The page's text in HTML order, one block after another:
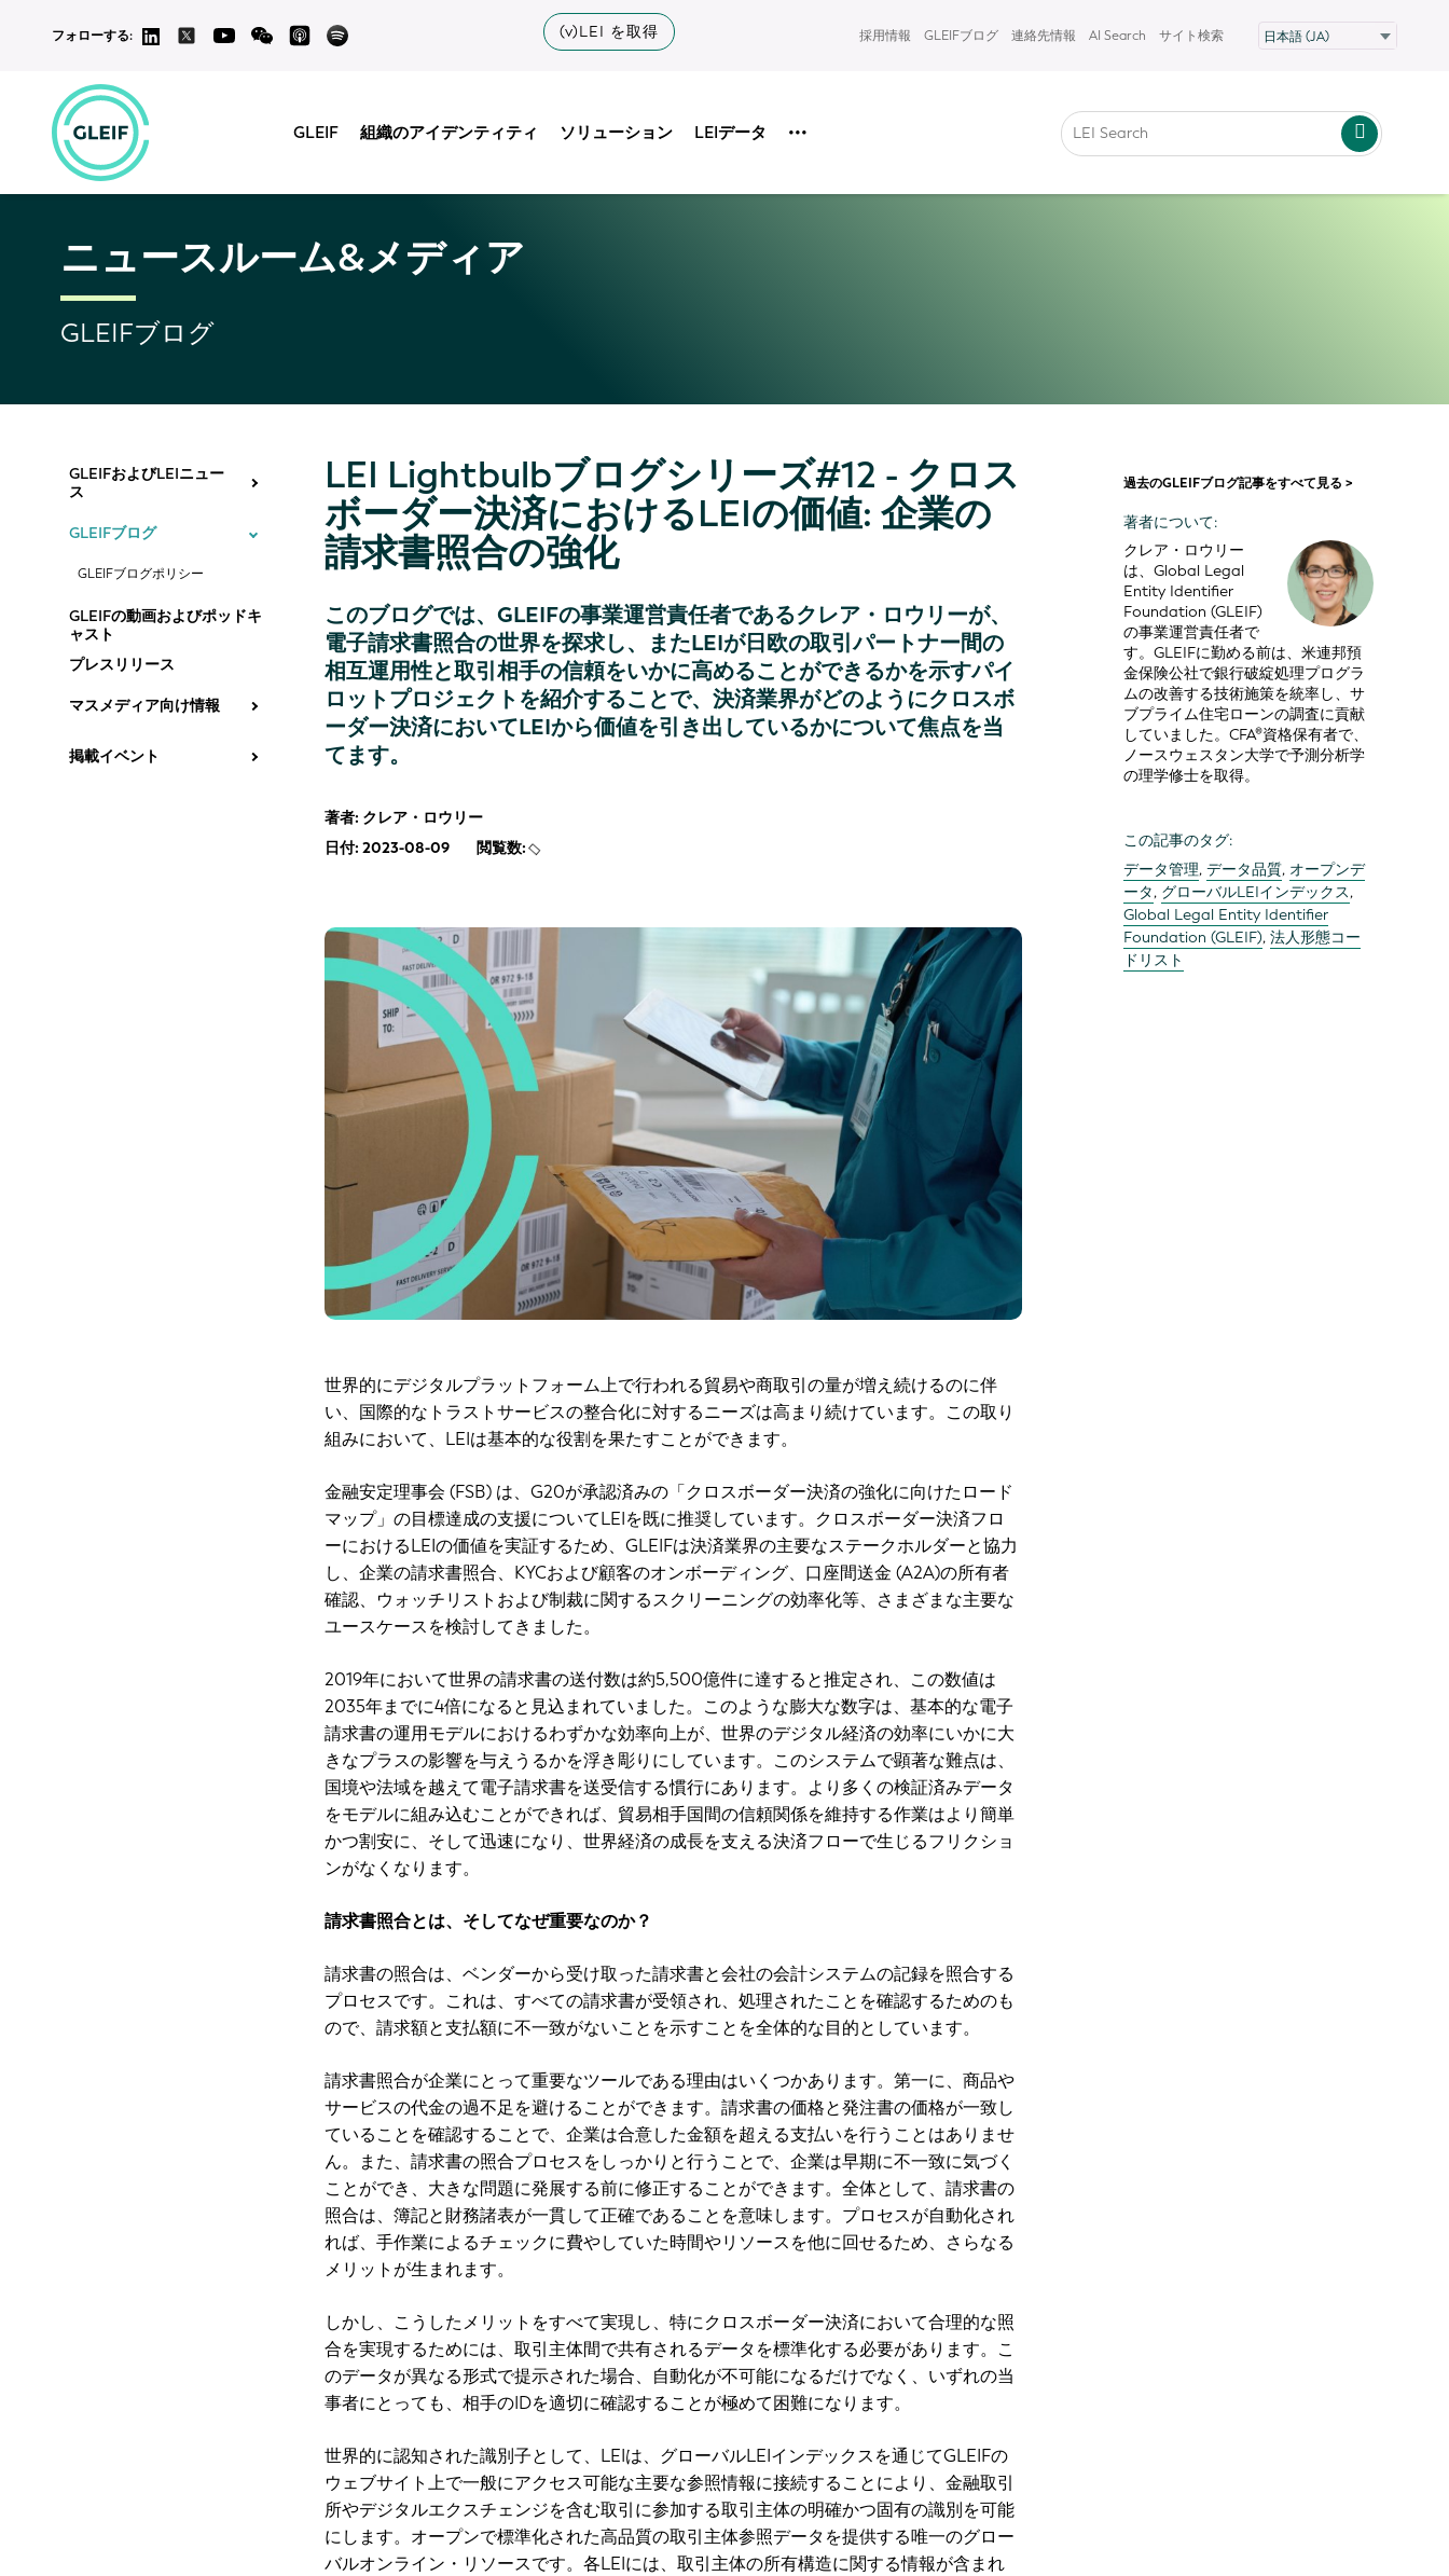
フォローする: (v)LEI を取得 採用情報 GLEIFブログ 連絡先情報 AI Search サイト検索
GLEIF 組織のアイデンティティ ソリューション LEIデータ •••
ニュースルーム&メディア
GLEIFブログ
GLEIFおよびLEIニュー
ス
GLEIFブログ
GLEIFブログポリシー
GLEIFの動画およびポッドキ
ャスト
プレスリリース
マスメディア向け情報
掲載イベント
LEI Lightbulbブログシリーズ#12 - クロス
ボーダー決済におけるLEIの価値: 企業の
請求書照合の強化
このブログでは、GLEIFの事業運営責任者であるクレア・ロウリーが、
電子請求書照合の世界を探求し、またLEIが日欧の取引パートナー間の
相互運用性と取引相手の信頼をいかに高めることができるかを示すパイ
ロットプロジェクトを紹介することで、決済業界がどのようにクロスボ
ーダー決済においてLEIから価値を引き出しているかについて焦点を当
てます。
著者: クレア・ロウリー
日付: 2023-08-09
閲覧数:
世界的にデジタルプラットフォーム上で行われる貿易や商取引の量が増え続けるのに伴
い、国際的なトラストサービスの整合化に対するニーズは高まり続けています。この取り
組みにおいて、LEIは基本的な役割を果たすことができます。
金融安定理事会 (FSB) は、G20が承認済みの「クロスボーダー決済の強化に向けたロード
マップ」の目標達成の支援についてLEIを既に推奨しています。クロスボーダー決済フロ
ーにおけるLEIの価値を実証するため、GLEIFは決済業界の主要なステークホルダーと協力
し、企業の請求書照合、KYCおよび顧客のオンボーディング、口座間送金 (A2A)の所有者
確認、ウォッチリストおよび制裁に関するスクリーニングの効率化等、さまざまな主要な
ユースケースを検討してきました。
2019年において世界の請求書の送付数は約5,500億件に達すると推定され、この数値は
2035年までに4倍になると見込まれていました。このような膨大な数字は、基本的な電子
請求書の運用モデルにおけるわずかな効率向上が、世界のデジタル経済の効率にいかに大
きなプラスの影響を与えうるかを浮き彫りにしています。このシステムで顕著な難点は、
国境や法域を越えて電子請求書を送受信する慣行にあります。より多くの検証済みデータ
をモデルに組み込むことができれば、貿易相手国間の信頼関係を維持する作業はより簡単
かつ割安に、そして迅速になり、世界経済の成長を支える決済フローで生じるフリクショ
ンがなくなります。
請求書照合とは、そしてなぜ重要なのか？
請求書の照合は、ベンダーから受け取った請求書と会社の会計システムの記録を照合する
プロセスです。これは、すべての請求書が受領され、処理されたことを確認するためのも
ので、請求額と支払額に不一致がないことを示すことを全体的な目的としています。
請求書照合が企業にとって重要なツールである理由はいくつかあります。第一に、商品や
サービスの代金の過不足を避けることができます。請求書の価格と発注書の価格が一致し
ていることを確認することで、企業は合意した金額を超える支払いを行うことはありませ
ん。また、請求書の照合プロセスをしっかりと行うことで、企業は早期に不一致に気づく
ことができ、大きな問題に発展する前に修正することができます。全体として、請求書の
照合は、簿記と財務諸表が一貫して正確であることを意味します。プロセスが自動化され
れば、手作業によるチェックに費やしていた時間やリソースを他に回せるため、さらなる
メリットが生まれます。
しかし、こうしたメリットをすべて実現し、特にクロスボーダー決済において合理的な照
合を実現するためには、取引主体間で共有されるデータを標準化する必要があります。こ
のデータが異なる形式で提示された場合、自動化が不可能になるだけでなく、いずれの当
事者にとっても、相手のIDを適切に確認することが極めて困難になります。
世界的に認知された識別子として、LEIは、グローバルLEIインデックスを通じてGLEIFの
ウェブサイト上で一般にアクセス可能な主要な参照情報に接続することにより、金融取引
所やデジタルエクスチェンジを含む取引に参加する取引主体の明確かつ固有の識別を可能
にします。オープンで標準化された高品質の取引主体参照データを提供する唯一のグロー
バルオンライン・リソースです。各LEIには、取引主体の所有構造に関する情報が含まれ
過去のGLEIFブログ記事をすべて見る >
著者について:
クレア・ロウリー
は、Global Legal
Entity Identifier
Foundation (GLEIF)
の事業運営責任者で
す。GLEIFに勤める前は、米連邦預
金保険公社で銀行破綻処理プログラ
ムの改善する技術施策を統率し、サ
ブプライム住宅ローンの調査に貢献
していました。CFA®資格保有者で、
ノースウェスタン大学で予測分析学
の理学修士を取得。
この記事のタグ:
データ管理, データ品質, オープンデ
ータ, グローバルLEIインデックス,
Global Legal Entity Identifier
Foundation (GLEIF), 法人形態コー
ドリスト